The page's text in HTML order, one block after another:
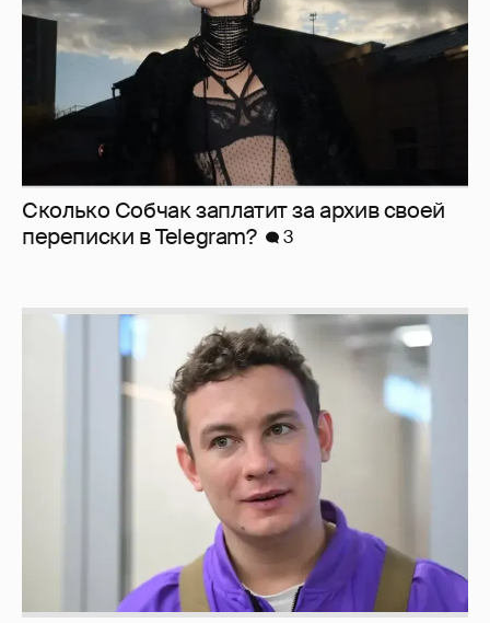
Сколько Собчак заплатит за архив своей
перeписки в Telegram?
3